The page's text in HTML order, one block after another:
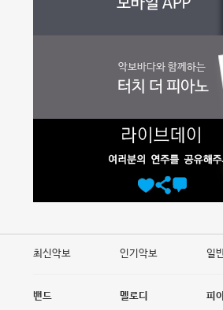
최신악보 인기악보 일
밴드 멜로디 피